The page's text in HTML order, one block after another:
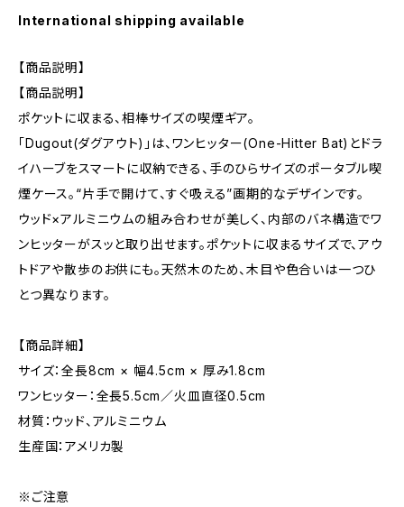
International shipping available
【商品説明】
【商品説明】
ポケットに収まる、相棒サイズの喫煙ギア。
「Dugout(ダグアウト)」は、ワンヒッター(One-Hitter Bat)とドラ
イハーブをスマートに収納できる、手のひらサイズのポータブル喫
煙ケース。“片手で開けて、すぐ吸える”画期的なデザインです。
ウッド×アルミニウムの組み合わせが美しく、内部のバネ構造でワ
ンヒッターがスッと取り出せます。ポケットに収まるサイズで、アウ
トドアや散歩のお供にも。天然木のため、木目や色合いは一つひ
とつ異なります。
【商品詳細】
サイズ：全長8cm × 幅4.5cm × 厚み1.8cm
ワンヒッター：全長5.5cm／火皿直径0.5cm
材質：ウッド、アルミニウム
生産国：アメリカ製
※ご注意